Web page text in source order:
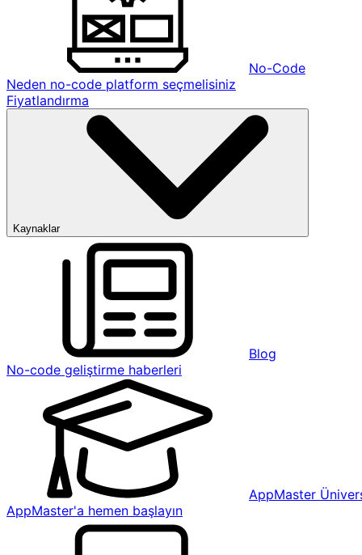
No-Code
Neden no-code platform seçmelisiniz
Fiyatlandırma
Kaynaklar
Blog
No-code geliştirme haberleri
AppMaster
AppMaster'a hemen başlayın